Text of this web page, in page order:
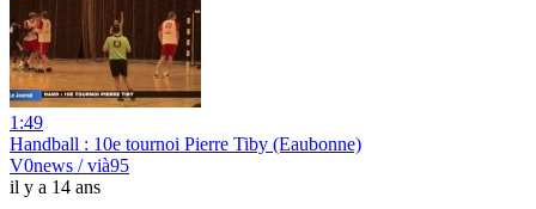
1:49
Handball : 10e tournoi Pierre Tiby (Eaubonne)
V0news / vià95
il y a 14 ans